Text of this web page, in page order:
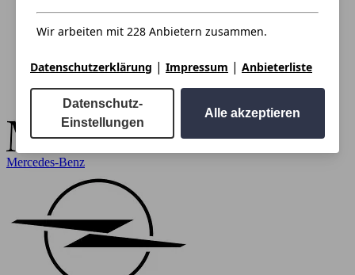
Mercedes-Benz
Wir arbeiten mit 228 Anbietern zusammen.
Datenschutzerklärung | Impressum | Anbieterliste
Datenschutz-
Einstellungen
Alle akzeptieren